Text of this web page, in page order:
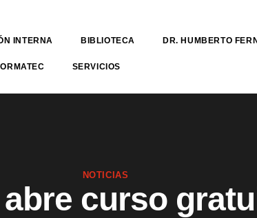
INTERNA BIBLIOTECA DR. HUMBERTO
SERVICIOS
NOTICIAS
curso